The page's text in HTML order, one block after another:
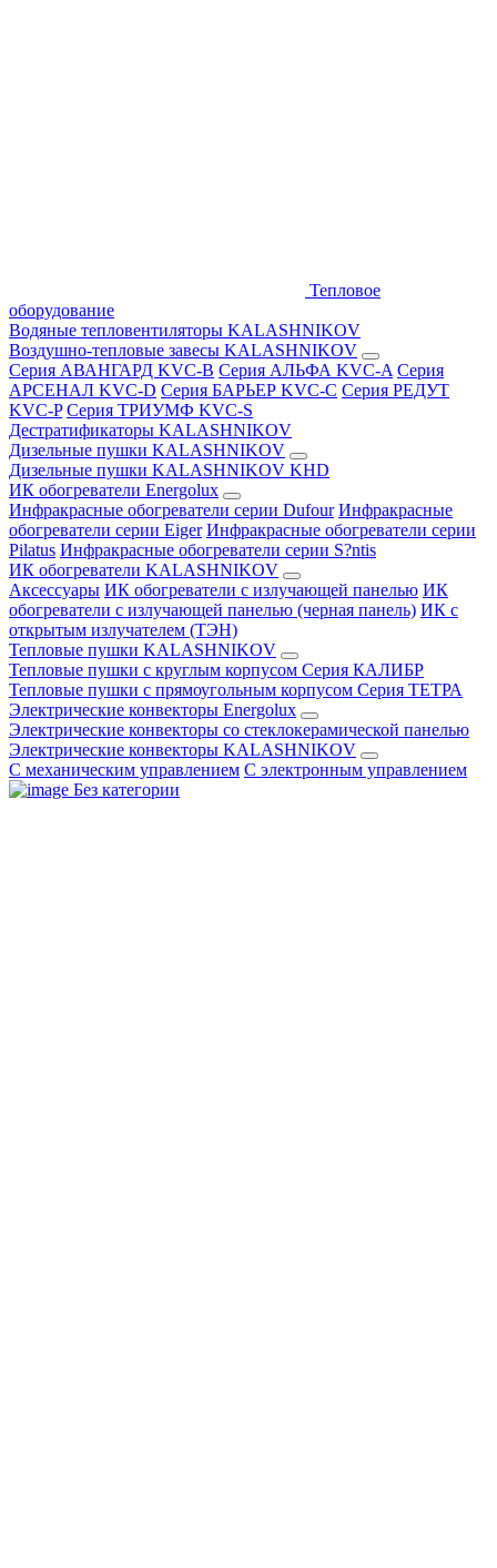
Тепловое
оборудование
Водяные тепловентиляторы KALASHNIKOV
Воздушно-тепловые завесы KALASHNIKOV
Серия АВАНГАРД KVC-B Серия АЛЬФА KVC-A Серия
АРСЕНАЛ KVC-D Серия БАРЬЕР KVC-C Серия РЕДУТ
KVC-P Серия ТРИУМФ KVC-S
Дестратификаторы KALASHNIKOV
Дизельные пушки KALASHNIKOV
Дизельные пушки KALASHNIKOV KHD
ИК обогреватели Energolux
Инфракрасные обогреватели серии Dufour Инфракрасные
обогреватели серии Eiger Инфракрасные обогреватели серии
Pilatus Инфракрасные обогреватели серии S?ntis
ИК обогреватели KALASHNIKOV
Аксессуары ИК обогреватели с излучающей панелью ИК
обогреватели с излучающей панелью (черная панель) ИК с
открытым излучателем (ТЭН)
Тепловые пушки KALASHNIKOV
Тепловые пушки с круглым корпусом Серия КАЛИБР
Тепловые пушки с прямоугольным корпусом Серия ТЕТРА
Электрические конвекторы Energolux
Электрические конвекторы со стеклокерамической панелью
Электрические конвекторы KALASHNIKOV
С механическим управлением С электронным управлением
Без категории